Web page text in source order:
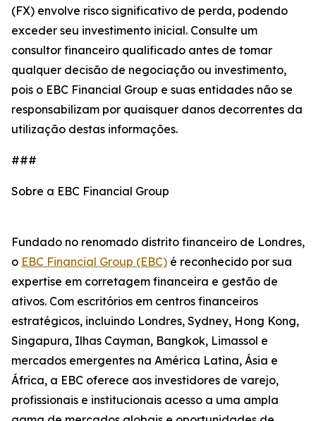
(FX) envolve risco significativo de perda, podendo
exceder seu investimento inicial. Consulte um
consultor financeiro qualificado antes de tomar
qualquer decisão de negociação ou investimento,
pois o EBC Financial Group e suas entidades não se
responsabilizam por quaisquer danos decorrentes da
utilização destas informações.
###
Sobre a EBC Financial Group
Fundado no renomado distrito financeiro de Londres,
o EBC Financial Group (EBC) é reconhecido por sua
expertise em corretagem financeira e gestão de
ativos. Com escritórios em centros financeiros
estratégicos, incluindo Londres, Sydney, Hong Kong,
Singapura, Ilhas Cayman, Bangkok, Limassol e
mercados emergentes na América Latina, Ásia e
África, a EBC oferece aos investidores de varejo,
profissionais e institucionais acesso a uma ampla